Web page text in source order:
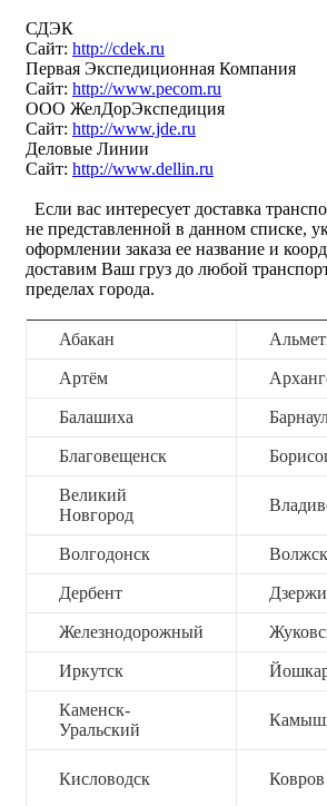
СДЭК
Сайт: http://cdek.ru
Первая Экспедиционная Компания
Сайт: http://www.pecom.ru
ООО ЖелДорЭкспедиция
Сайт: http://www.jde.ru
Деловые Линии
Сайт: http://www.dellin.ru
Если вас интересует доставка
не представленной в данном списке,
оформлении заказа ее название и
доставим Ваш груз до любой
пределах города.
Абакан
Артём
Балашиха
Благовещенск
Великий
Новгород
Волгодонск
Дербент
Железнодорожный
Иркутск
Каменск-
Уральский
Кисловодск Ковров